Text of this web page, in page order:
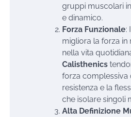
gruppi muscolari
e dinamico.
Forza Funzionale:
migliora la forza in
nella vita
Calisthenics
forza complessiva
resistenza e la
che isolare singoli
Alta Definizione